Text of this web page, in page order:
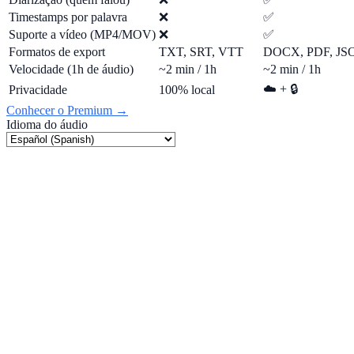
Timestamps por palavra
❌
✅
Suporte a vídeo (MP4/MOV) ❌
✅
Formatos de export
TXT, SRT, VTT
DOCX, PDF,
Velocidade (1h de áudio)
~2 min / 1h
~2 min / 1h
Privacidade
100% local
☁️ + 🔒
Conhecer o Premium →
Idioma do áudio